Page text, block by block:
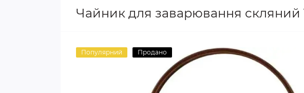
Чайник для заварювання скляний
Популярний Продано